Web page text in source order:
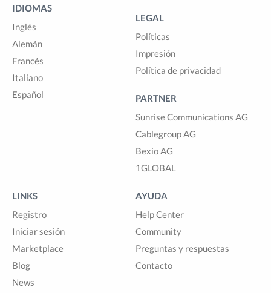
IDIOMAS
Inglés
Alemán
Francés
Italiano
Español
LEGAL
Políticas
Impresión
Política de privacidad
PARTNER
Sunrise Communications AG
Cablegroup AG
Bexio AG
1GLOBAL
LINKS
Registro
Iniciar sesión
Marketplace
Blog
News
AYUDA
Help Center
Community
Preguntas y respuestas
Contacto